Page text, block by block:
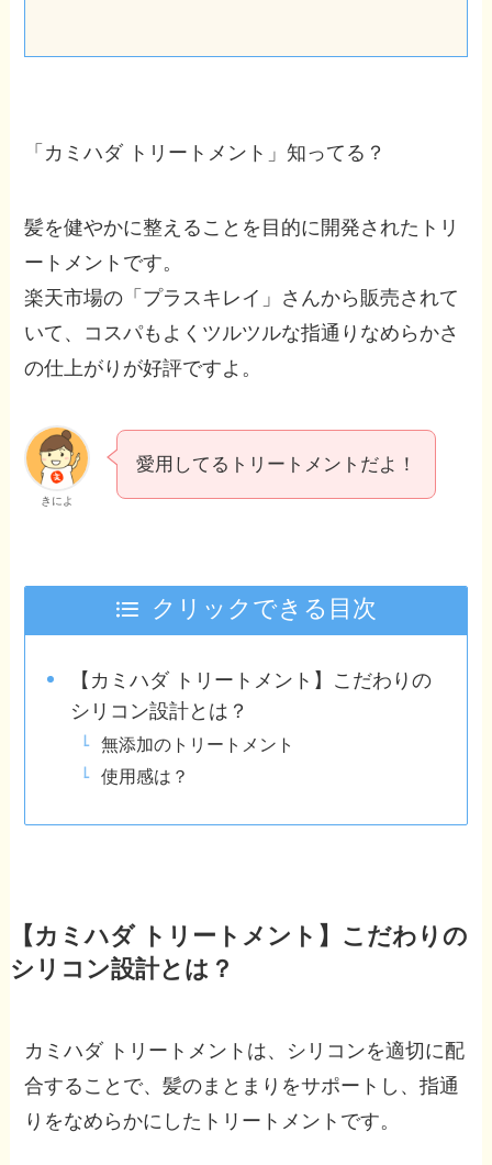
「カミハダ トリートメント」知ってる？
髪を健やかに整えることを目的に開発されたトリ
ートメントです。
楽天市場の「プラスキレイ」さんから販売されて
いて、コスパもよくツルツルな指通りなめらかさ
の仕上がりが好評ですよ。
きによ
愛用してるトリートメントだよ！
クリックできる目次
【カミハダ トリートメント】こだわりの
シリコン設計とは？
無添加のトリートメント
使用感は？
【カミハダ トリートメント】こだわりの
シリコン設計とは？
カミハダ トリートメントは、シリコンを適切に配
合することで、髪のまとまりをサポートし、指通
りをなめらかにしたトリートメントです。